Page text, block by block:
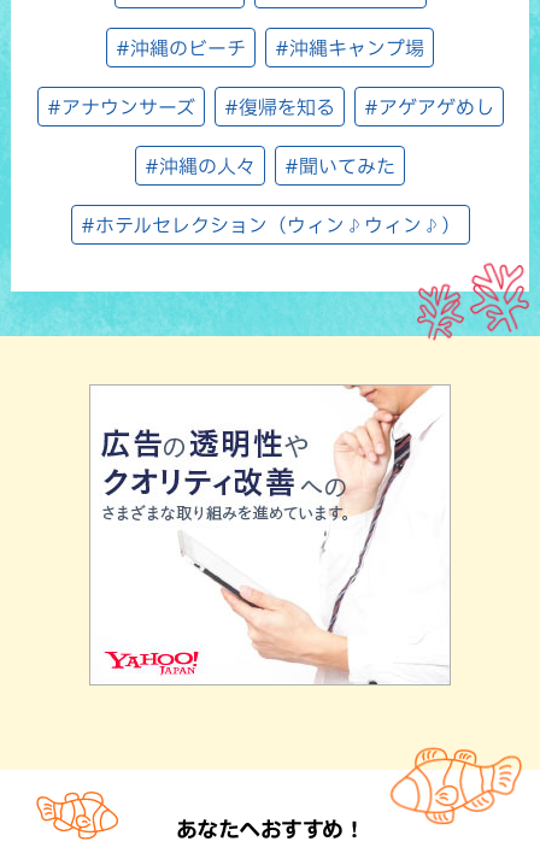
#沖縄のビーチ #沖縄キャンプ場
#アナウンサーズ #復帰を知る #アゲアゲめし
#沖縄の人々 #聞いてみた
#ホテルセレクション（ウィン♪ウィン♪）
あなたへおすすめ！